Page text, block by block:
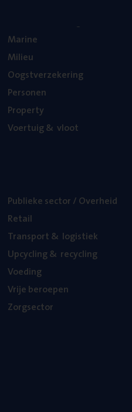
Mari­ne
Mili­eu
Oogst­ver­ze­ke­ring
Per­so­nen
Pro­per­ty
Voer­tuig& vloot
Publie­ke sec­tor / Overheid
Retail
Trans­port& logistiek
Upcy­cling& recycling
Voe­ding
Vrije beroe­pen
Zorg­sec­tor